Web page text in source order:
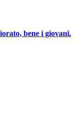
bene i giovani.